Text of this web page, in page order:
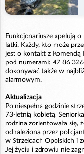
Funkcjonariusze apelują
latki. Każdy, kto może
jest o kontakt z Komendą
pod numerami: 47 86
dokonywać także w
alarmowym.
Aktualizacja
Po niespełna godzinie
73-letnią kobietą.
rodzina zorientowała się,
odnaleziona przez
w Strzelcach Opolskich i
Jej życiu i zdrowiu nie